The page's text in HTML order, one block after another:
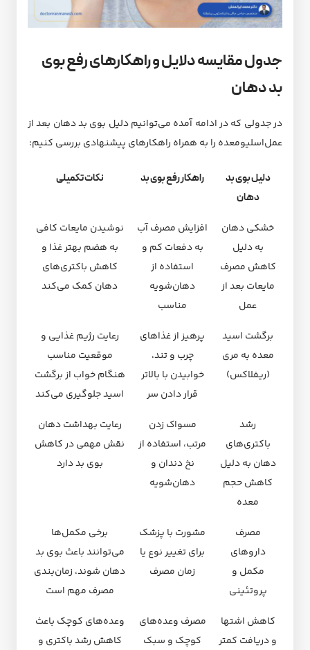
جدول مقایسه دلایل و راهکارهای رفع بوی
بد دهان
در جدولی که در ادامه آمده می‌توانیم دلیل بوی بد دهان بعد از
عمل‌اسلیو‌معده را به همراه راهکارهای پیشنهادی بررسی کنیم:
دلیل بوی بد
دهان
راهکار رفع بوی بد نکات تکمیلی
خشکی دهان
به دلیل
کاهش مصرف
مایعات بعد از
عمل
افزایش مصرف آب
به دفعات کم و
استفاده از
دهان‌شویه
مناسب
نوشیدن مایعات کافی
به هضم بهتر غذا و
کاهش باکتری‌های
دهان کمک می‌کند
برگشت اسید
معده به مری
(ریفلاکس)
پرهیز از غذاهای
چرب و تند،
خوابیدن با بالاتر
قرار دادن سر
رعایت رژیم غذایی و
موقعیت مناسب
هنگام خواب از برگشت
اسید جلوگیری می‌کند
رشد
باکتری‌های
دهان به دلیل
کاهش حجم
معده
مسواک زدن
مرتب، استفاده از
نخ دندان و
دهان‌شویه
رعایت بهداشت دهان
نقش مهمی در کاهش
بوی بد دارد
مصرف
داروهای
مکمل و
پروتئینی
مشورت با پزشک
برای تغییر نوع یا
زمان مصرف
برخی مکمل‌ها
می‌توانند باعث بوی بد
دهان شوند، زمان‌بندی
مصرف مهم است
کاهش اشتها
و دریافت کمتر
مصرف وعده‌های
کوچک و سبک
وعده‌های کوچک باعث
کاهش رشد باکتری و